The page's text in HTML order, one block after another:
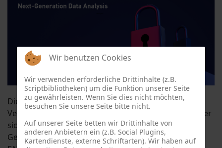
Die Teilnehmenden erhalten ein umfassendes
Verständnis von SPEs, einschließlich ihrer Rolle bei der
sicheren und effizienten Nutzung sensibler
Gesundheitsdaten sowie bei der Unterstützung der
Wir benutzen Cookies
Wir verwenden erforderliche Drittinhalte (z.B.
Scriptbibliotheken) um die Funktion unserer Seite
zu gewährleisten. Wenn Sie dies nicht möchten,
besuchen Sie unsere Seite bitte nicht.
Auf unserer Seite betten wir Drittinhalte von
anderen Anbietern ein (z.B. Social Plugins,
Kartendienste, externe Schriftarten). Wir haben auf